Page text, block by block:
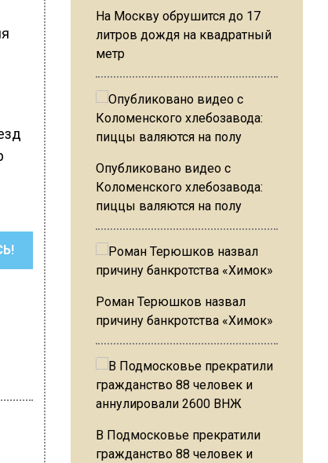
На Москву обрушится до 17
литров дождя на квадратный
метр
Опубликовано видео с
Коломенского хлебозавода:
пиццы валяются на полу
Роман Терюшков назвал
причину банкротства «Химок»
В Подмосковье прекратили
гражданство 88 человек и